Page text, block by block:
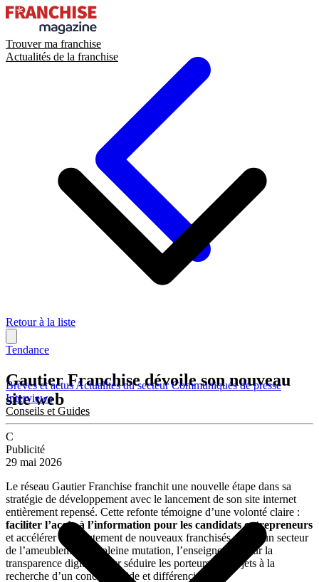
Trouver ma franchise
Actualités de la franchise
Brèves et actusActualités du secteurCommuniqués de presse
Interviews
Conseils et Guides
Retour à la liste
Tendance
Gautier Franchise dévoile son nouveau
site web
C
Publicité
29 mai 2026
Le réseau Gautier Franchise franchit une nouvelle étape dans sa
stratégie de développement avec le lancement de son site internet
entièrement repensé. Cette refonte témoigne d’une volonté claire :
faciliter l’accès à l’information pour les candidats entrepreneurs
et accélérer le recrutement de nouveaux franchisés. Dans un secteur
de l’ameublement en pleine mutation, l’enseigne mise sur la
transparence digitale pour séduire les porteurs de projets à la
recherche d’un concept solide et différenciant.